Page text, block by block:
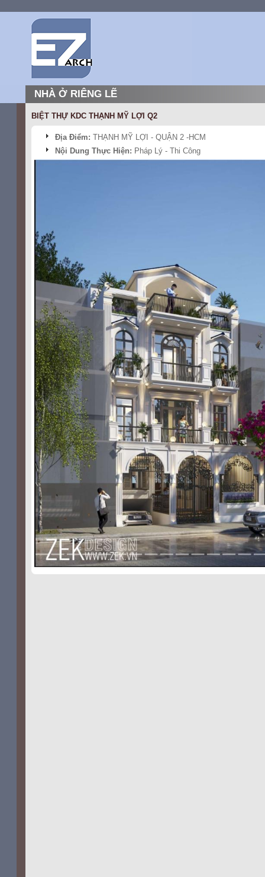
NHÀ Ở RIÊNG LẼ
BIỆT THỰ KDC THẠNH MỸ LỢI Q2
Địa Điểm: THẠNH MỸ LỢI - QUẬN 2 -HCM
Nội Dung Thực Hiện: Pháp Lý - Thi Công
replica schmuck replique bijoux replicas Joyas repliche gioielli